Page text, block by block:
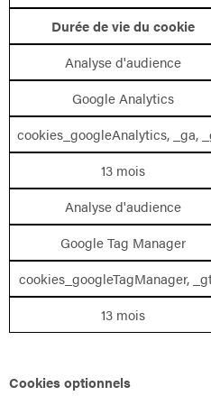
Durée de vie du cookie
Analyse d'audience
Google Analytics
cookies_googleAnalytics, _ga,
13 mois
Analyse d'audience
Google Tag Manager
cookies_googleTagManager,
13 mois
Cookies optionnels